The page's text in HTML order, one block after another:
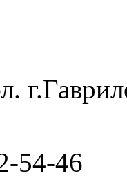
54-46